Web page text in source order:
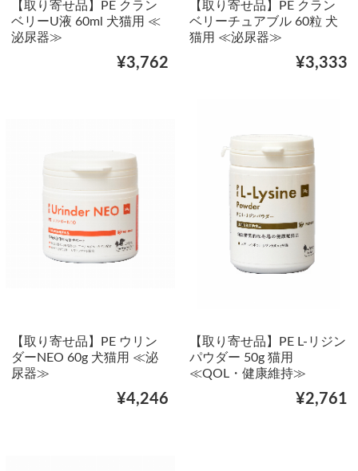
【取り寄せ品】PE クラン
ベリーU液 60ml 犬猫用 ≪
泌尿器≫
¥3,762
【取り寄せ品】PE クラン
ベリーチュアブル 60粒 犬
猫用 ≪泌尿器≫
¥3,333
【取り寄せ品】PE ウリン
ダーNEO 60g 犬猫用 ≪泌
尿器≫
¥4,246
【取り寄せ品】PE L-リジン
パウダー 50g 猫用
≪QOL・健康維持≫
¥2,761